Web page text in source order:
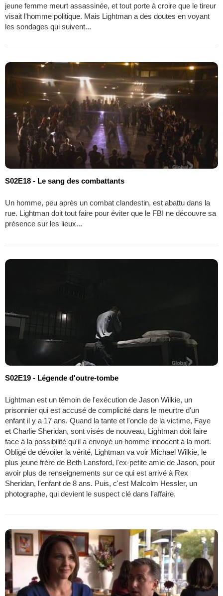
jeune femme meurt assassinée, et tout porte à croire que le tireur
visait l'homme politique. Mais Lightman a des doutes en voyant
les sondages qui suivent...
S02E18 - Le sang des combattants
Un homme, peu après un combat clandestin, est abattu dans la
rue. Lightman doit tout faire pour éviter que le FBI ne découvre sa
présence sur les lieux...
S02E19 - Légende d'outre-tombe
Lightman est un témoin de l'exécution de Jason Wilkie, un
prisonnier qui est accusé de complicité dans le meurtre d'un
enfant il y a 17 ans. Quand la tante et l'oncle de la victime, Faye
et Charlie Sheridan, sont visés de nouveau, Lightman doit faire
face à la possibilité qu'il a envoyé un homme innocent à la mort.
Obligé de dévoiler la vérité, Lightman va voir Michael Wilkie, le
plus jeune frère de Beth Lansford, l'ex-petite amie de Jason, pour
avoir plus de renseignements sur ce qui est arrivé à Rex
Sheridan, l'enfant de 8 ans. Puis, c'est Malcolm Hessler, un
photographe, qui devient le suspect clé dans l'affaire.